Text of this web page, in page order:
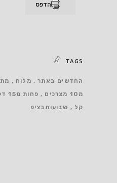
הדפס
TAGS
החדשים באתר מלוח
מ10 מצרכים
פחות מ15 דקות הכנה
קל
שבועותבציפ